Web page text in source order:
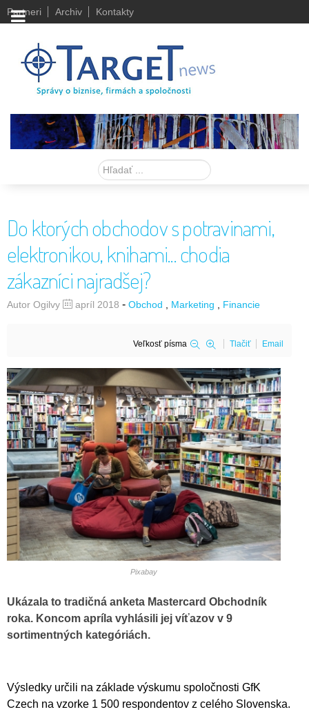
Partneri Archiv Kontakty
Hľadať
Do ktorých obchodov s potravinami,
elektronikou, knihami... chodia
zákazníci najradšej?
Autor Ogilvy apríl 2018 - Obchod Marketing Financie
Veľkosť písma Tlačiť Email
Pixabay
Ukázala to tradičná anketa Mastercard Obchodník
roka. Koncom apríla vyhlásili jej víťazov v 9
sortimentných kategóriách.
Výsledky určili na základe výskumu spoločnosti GfK
Czech na vzorke 1 500 respondentov z celého Slovenska.